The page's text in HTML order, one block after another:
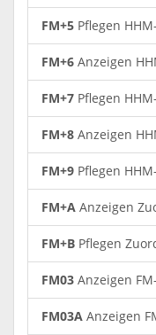
FM+5 Pflegen
FM+6 Anzeigen
FM+7 Pflegen
FM+8 Anzeigen
FM+9 Pflegen
FM+A Anzeigen
FM+B Pflegen
FM03 Anzeigen
FM03A Anzeigen